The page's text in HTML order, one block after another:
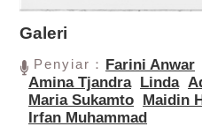
Galeri
Penyiar： Farini Anwar
Amina Tjandra Linda
Maria Sukamto Maidin
Irfan Muhammad